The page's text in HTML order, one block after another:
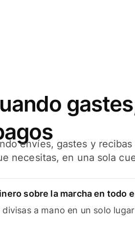
envíes, gastes y
necesitas, en una sola
sobre la marcha en todo
a mano en un solo